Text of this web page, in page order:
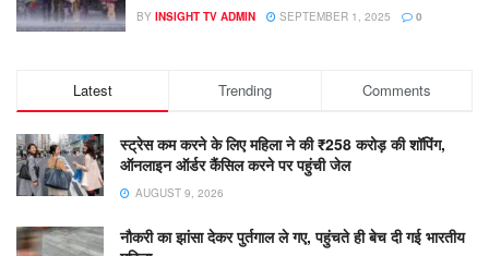
BY INSIGHT TV ADMIN SEPTEMBER 1, 2025 0
Latest Trending Comments
स्ट्रेस कम करने के लिए महिला ने की ₹258 करोड़ की शॉपिंग,
ऑनलाइन ऑर्डर कैंसिल करने पर पहुंची जेल
AUGUST 9, 2026
नौकरी का झांसा देकर पुर्तगाल ले गए, पहुंचते ही बेच दी गई भारतीय